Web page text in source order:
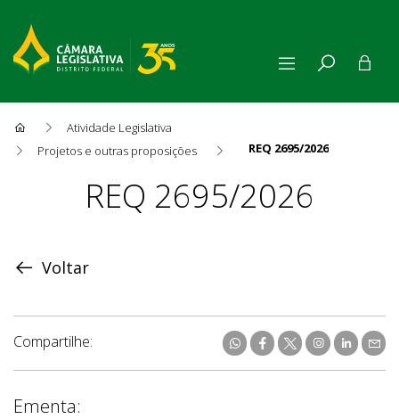
Atividade Legislativa
Projetos e outras proposições
REQ 2695/2026
ProposiçãoREQ 2695/2026
Voltar
Compartilhe:
Ementa: